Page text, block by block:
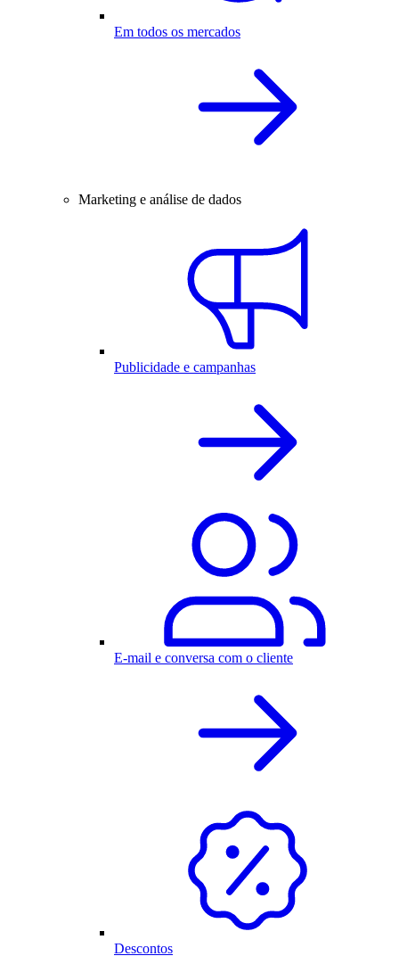
Em todos os mercados
Marketing e análise de dados
Publicidade e campanhas
E-mail e conversa com o cliente
Descontos